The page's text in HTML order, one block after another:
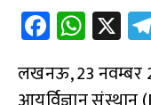
Fa
ce
b
W
h
at
X
लखनऊ, 23 नवम्बर